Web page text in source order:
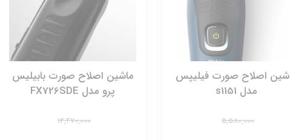
اصلاح صورت فیلیپس
مدل s1151
5,580,000
ماشین اصلاح صورت بابیلیس
پرو مدل FX726SDE
12,470,000